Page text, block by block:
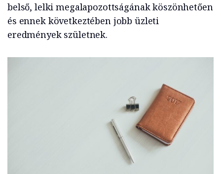
belső, lelki megalapozottságának köszönhetően
és ennek következtében jobb üzleti
eredmények születnek.